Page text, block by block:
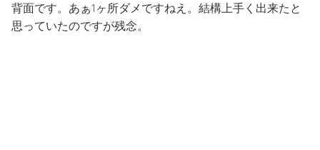
背面です。あぁ1ヶ所ダメですねえ。結構上手く出来たと
思っていたのですが残念。